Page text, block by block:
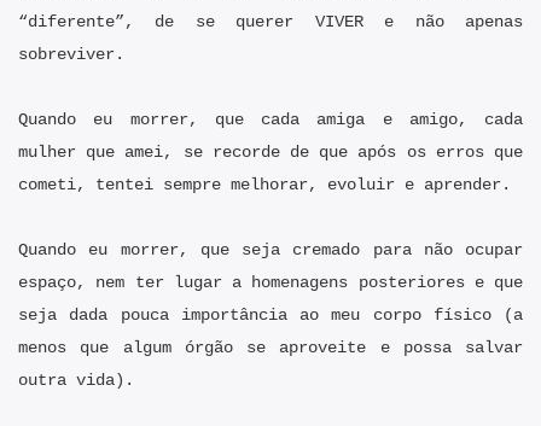
“diferente”, de se querer VIVER e não apenas
sobreviver.
Quando eu morrer, que cada amiga e amigo, cada
mulher que amei, se recorde de que após os erros que
cometi, tentei sempre melhorar, evoluir e aprender.
Quando eu morrer, que seja cremado para não ocupar
espaço, nem ter lugar a homenagens posteriores e que
seja dada pouca importância ao meu corpo físico (a
menos que algum órgão se aproveite e possa salvar
outra vida).